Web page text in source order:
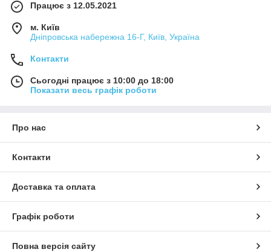
Працює з 12.05.2021
м. Київ
Дніпровська набережна 16-Г, Київ, Україна
Контакти
Сьогодні працює з 10:00 до 18:00
Показати весь графік роботи
Про нас
Контакти
Доставка та оплата
Графік роботи
Повна версія сайту